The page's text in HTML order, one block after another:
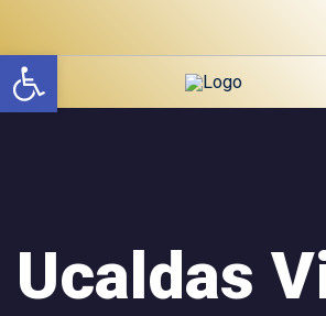
Abrir barra de herramientas
Ucaldas